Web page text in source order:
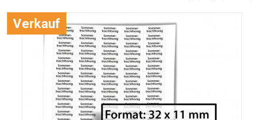
Verkauf